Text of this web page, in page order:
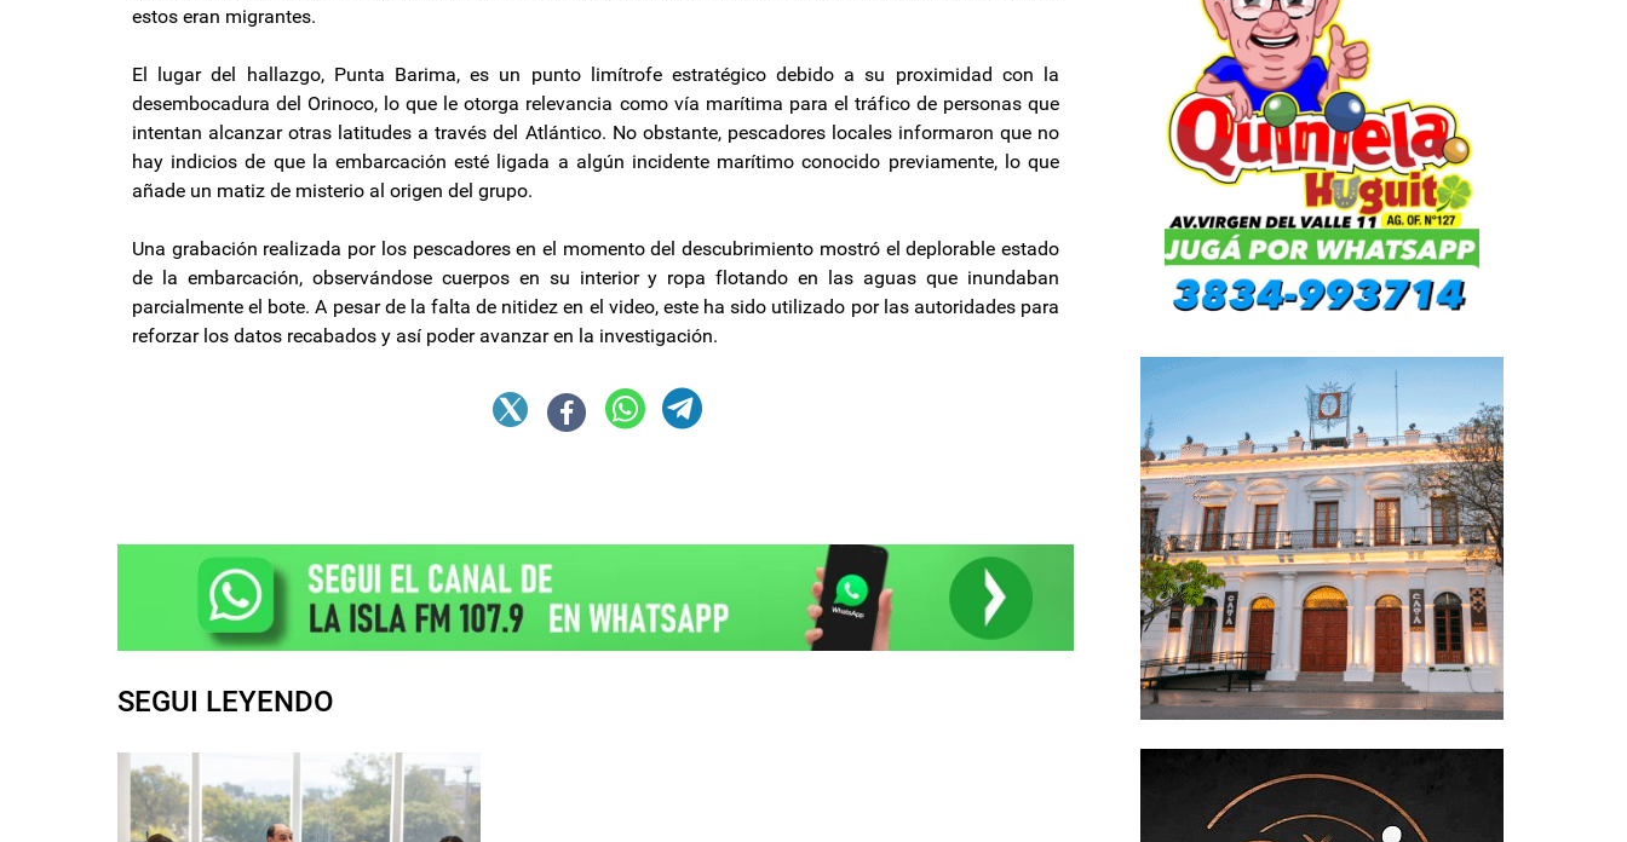
estos eran migrantes.
El lugar del hallazgo, Punta Barima, es un punto limítrofe estratégico debido a su proximidad con la
desembocadura del Orinoco, lo que le otorga relevancia como vía marítima para el tráfico de personas que
intentan alcanzar otras latitudes a través del Atlántico. No obstante, pescadores locales informaron que no
hay indicios de que la embarcación esté ligada a algún incidente marítimo conocido previamente, lo que
añade un matiz de misterio al origen del grupo.
Una grabación realizada por los pescadores en el momento del descubrimiento mostró el deplorable estado
de la embarcación, observándose cuerpos en su interior y ropa flotando en las aguas que inundaban
parcialmente el bote. A pesar de la falta de nitidez en el video, este ha sido utilizado por las autoridades para
reforzar los datos recabados y así poder avanzar en la investigación.
SEGUI LEYENDO